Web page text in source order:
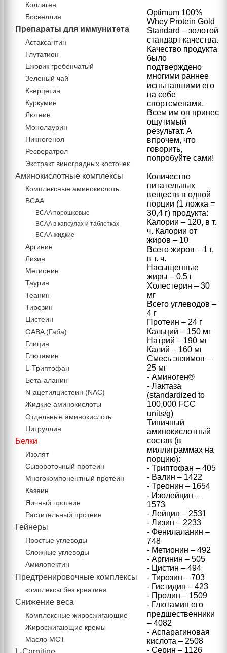
Optimum 100%
Whey Protein Gold
Standard – золотой
стандарт качества.
Качество продукта
было
подтверждено
многими раннее
испытавшими его
на себе
спортсменами.
Всем им он принес
ощутимый
результат.А
впрочем, что
говорить,
попробуйте сами!
Количество
питательных
веществ в одной
порции (1 ложка =
30,4 г) продукта:
Калории – 120, в т.
ч. Калории от
жиров – 10
Всего жиров – 1 г,
в т. ч.
Насыщенные
жиры – 0.5 г
Холестерин – 30
мг
Всего углеводов –
4 г
Протеин – 24 г
Кальций – 150 мг
Натрий – 190 мг
Калий – 160 мг
Смесь энзимов –
25 мг
- Аминоген®
- Лактаза
(standardized to
100,000 FCC
units/g)
Типичный
аминокислотный
состав (в
миллиграммах на
порцию):
- Триптофан – 405
- Валин – 1422
- Треонин – 1654
- Изолейцин –
1573
- Лейцин – 2531
- Лизин – 2233
- Фенилаланин –
748
- Метионин – 492
- Аргинин – 505
- Цистин – 494
- Тирозин – 703
- Гистидин – 423
- Пролин – 1509
- Глютамин его
предшественники
– 4082
- Аспарагиновая
кислота – 2508
- Серин – 1126
Коллаген
Босвеллия
Препараты для иммунитета
Астаксантин
Глутатион
Ежовик гребенчатый
Зеленый чай
Кверцетин
Куркумин
Лютеин
Монолаурин
Пикногенол
Ресвератрол
Экстракт виноградных косточек
Аминокислотные комплексы
Комплексные аминокислоты
BCAA
BCAA порошковые
BCAA в капсулах и таблетках
ВСАА жидкие
Аргинин
Лизин
Метионин
Таурин
Теанин
Тирозин
Цистеин
GABA (Габа)
Глицин
Глютамин
L-Триптофан
Бета-аланин
N-ацетилцистеин (NAC)
Жидкие аминокислоты
Отдельные аминокислоты
Цитруллин
Белки
Изолят
Сывороточный протеин
Многокомпонентный протеин
Казеин
Яичный протеин
Растительный протеин
Гейнеры
Простые углеводы
Сложные углеводы
Амилопектин
Предтренировочные комплексы
комплексы без креатина
Снижение веса
Комплексные жиросжигающие
Жиросжигающие кремы
Масло МСТ